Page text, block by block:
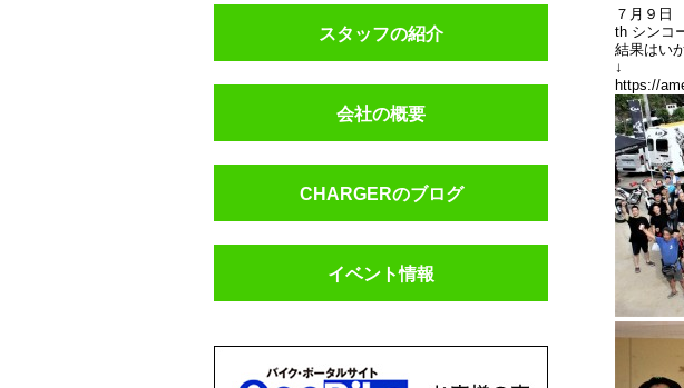
７月９日
th シンコ
結果はい
↓
https://
スタッフの紹介
会社の概要
CHARGERのブログ
イベント情報